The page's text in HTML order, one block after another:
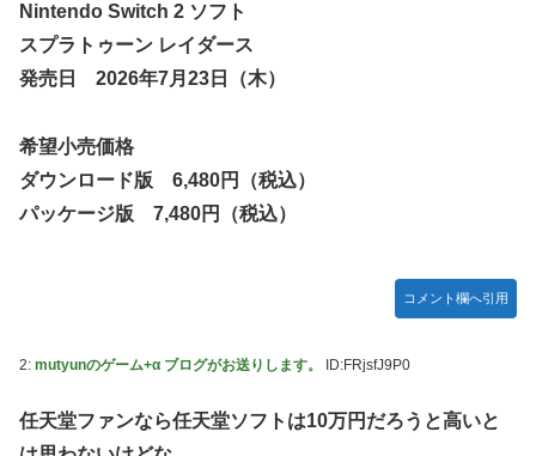
す」
【ウマ娘】セイちゃんの攻撃力を見よ！！！
【ワンピース】ゾロ「女だぞ」エネル「見ればわかる」←こ
こ好きすぎるｗｗｗｗｗｗｗｗｗｗｗｗｗ
【艦これ】なんか調べたらE5めちゃくちゃ対地艦使うや
【名探偵プリキュア】明智が変身できた理由、謎すぎる…
ロッパ全土から不満の声
【画像】ハンターハンターの人気キャラ3人、メイドフィギ
伊藤裕樹、次戦勝利でタイトルマッチへ
Nintendo Switch 2 ソフト
スプラトゥーン レイダース
発売日 2026年7月23日（木）
希望小売価格
ダウンロード版 6,480円（税込）
パッケージ版 7,480円（税込）
コメント欄へ引用
2: mutyunのゲーム+α ブログがお送りします。 ID:FRjsfJ9P0
任天堂ファンなら任天堂ソフトは10万円だろうと高いと